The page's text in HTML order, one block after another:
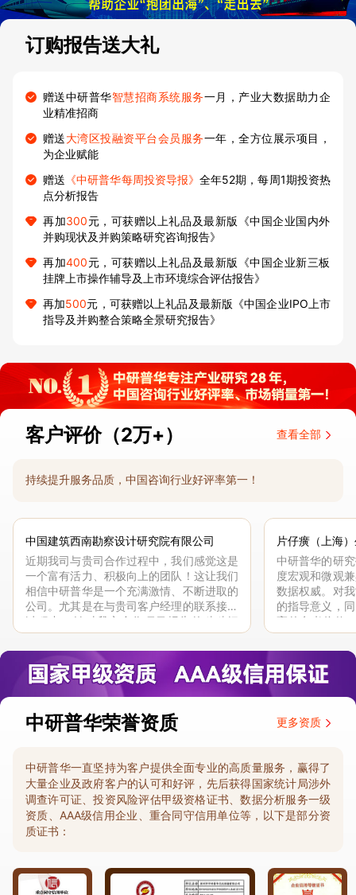
订购报告送大礼
赠送中研普华智慧招商系统服务一月，产业大数据助力企
业精准招商
赠送大湾区投融资平台会员服务一年，全方位展示项目，
为企业赋能
赠送 《中研普华每周投资导报》全年52期，每周1期投资热
点分析报告
再加300元，可获赠以上礼品及最新版《中国企业国内外
并购现状及并购策略研究咨询报告》
再加400元，可获赠以上礼品及最新版《中国企业新三板
挂牌上市操作辅导及上市环境综合评估报告》
再加500元，可获赠以上礼品及最新版《中国企业IPO上市
指导及并购整合策略全景研究报告》
客户评价（2万+） 查看全部
持续提升服务品质，中国咨询行业好评率第一！
中国建筑西南勘察设计研究院有限公司
近期我司与贵司合作过程中，我们感觉这是
一个富有活力、积极向上的团队！这让我们
相信中研普华是一个充满激情、不断进取的
公司。尤其是在与贵司客户经理的联系接洽
过程中，针对我方合作项目报告的种种细
节，及时细致缜密地协助与项目部沟通、探
讨和完善...
片仔癀（上海
中研普华的研
度宏观和微观
数据权威。对
的指导意义，
高的参考价值
体化”服务和行
司继续...
中研普华荣誉资质 更多资质
中研普华一直坚持为客户提供全面专业的高质量服务，赢得了
大量企业及政府客户的认可和好评，先后获得国家统计局涉外
调查许可证、投资风险评估甲级资格证书、数据分析服务一级
资质、AAA级信用企业、重合同守信用单位等，以下是部分资
质证书：